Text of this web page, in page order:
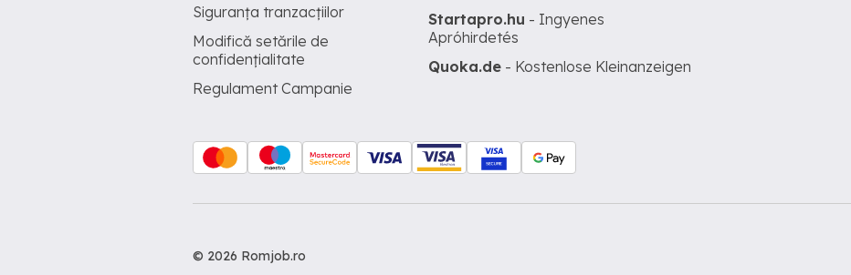
Siguranța tranzacțiilor
Modifică setările de
confidențialitate
Regulament Campanie
Startapro.hu - Ingyenes
Apróhirdetés
Quoka.de - Kostenlose Kleinanzeigen
© 2026 Romjob.ro